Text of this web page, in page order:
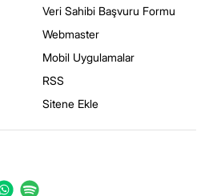
Veri Sahibi Başvuru Formu
Webmaster
Mobil Uygulamalar
RSS
Sitene Ekle